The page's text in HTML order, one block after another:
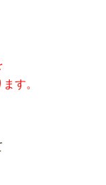
す。